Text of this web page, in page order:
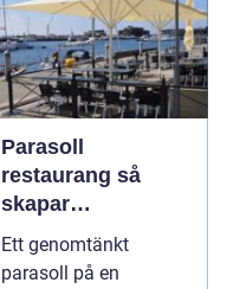
Parasoll
restaurang så
skapar
uteserveringen rätt
känsla året runt
Ett genomtänkt
parasoll på en